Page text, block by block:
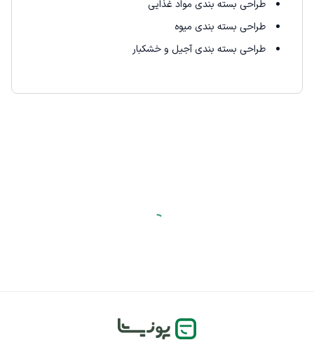
طراحی بسته بندی مواد غذایی
طراحی بسته بندی میوه
طراحی بسته بندی آجیل و خشکبار